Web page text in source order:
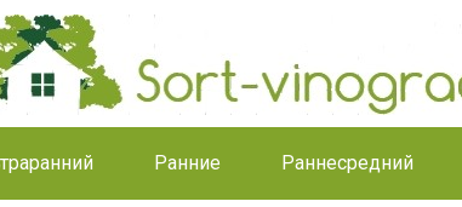
Ранние Раннесредний